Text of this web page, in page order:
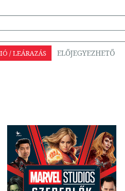
/ LEÁRAZÁS ELŐJEGYEZHETŐ